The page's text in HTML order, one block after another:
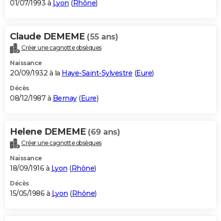
01/07/1993 à Lyon (Rhône)
Claude DEMEME (55 ans)
Créer une cagnotte obsèques
Naissance
20/09/1932 à la Haye-Saint-Sylvestre (Eure)
Décès
08/12/1987 à Bernay(Eure)
Helene DEMEME (69 ans)
Créer une cagnotte obsèques
Naissance
18/09/1916 à Lyon (Rhône)
Décès
15/05/1986 à Lyon (Rhône)